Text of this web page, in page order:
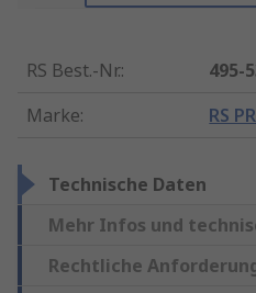
RS Best.-Nr.:
495-
Marke: RS
Technische Daten
Mehr Infos und
Rechtliche